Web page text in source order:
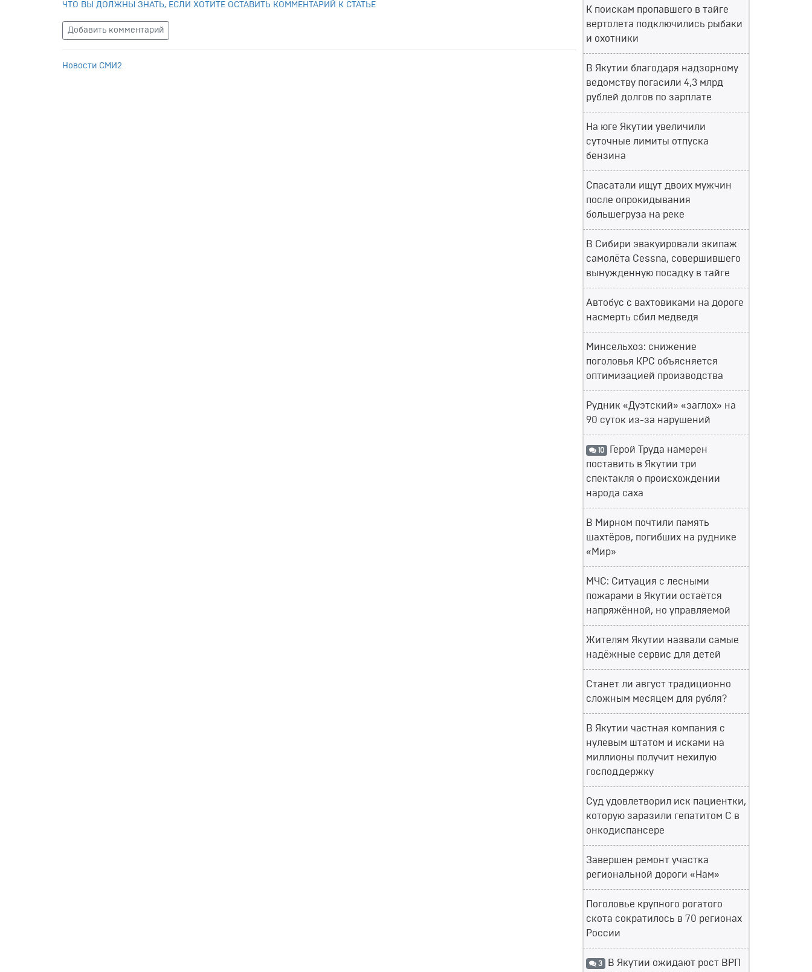
ЧТО ВЫ ДОЛЖНЫ ЗНАТЬ, ЕСЛИ ХОТИТЕ ОСТАВИТЬ КОММЕНТАРИЙ К СТАТЬЕ
Добавить комментарий
Новости СМИ2
К поискам пропавшего в тайге
вертолета подключились рыбаки
и охотники
В Якутии благодаря надзорному
ведомству погасили 4,3 млрд
рублей долгов по зарплате
На юге Якутии увеличили
суточные лимиты отпуска
бензина
Спасатали ищут двоих мужчин
после опрокидывания
большегруза на реке
В Сибири эвакуировали экипаж
самолёта Cessna, совершившего
вынужденную посадку в тайге
Автобус с вахтовиками на дороге
насмерть сбил медведя
Минсельхоз: снижение
поголовья КРС объясняется
оптимизацией производства
Рудник «Дуэтский» «заглох» на
90 суток из-за нарушений
10 Герой Труда намерен
поставить в Якутии три
спектакля о происхождении
народа саха
В Мирном почтили память
шахтёров, погибших на руднике
«Мир»
МЧС: Ситуация с лесными
пожарами в Якутии остаётся
напряжённой, но управляемой
Жителям Якутии назвали самые
надёжные сервис для детей
Станет ли август традиционно
сложным месяцем для рубля?
В Якутии частная компания с
нулевым штатом и исками на
миллионы получит нехилую
господдержку
Суд удовлетворил иск пациентки,
которую заразили гепатитом С в
онкодиспансере
Завершен ремонт участка
региональной дороги «Нам»
Поголовье крупного рогатого
скота сократилось в 70 регионах
России
3 В Якутии ожидают рост ВРП